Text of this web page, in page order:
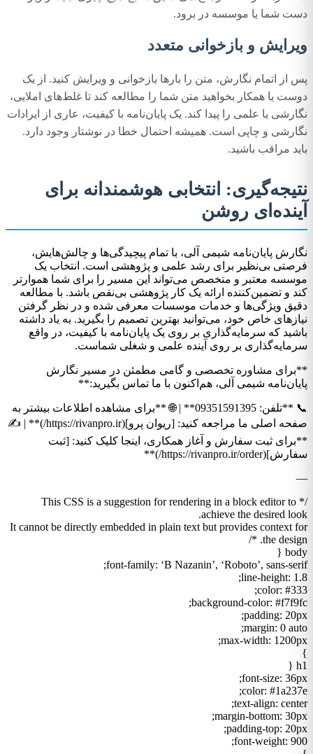
دست شما یا موسسه در برود.
ویرایش و بازخوانی متعدد
پس از اتمام نگارش، متن را بارها بازخوانی و ویرایش کنید. از یک
دوست یا همکار بخواهید متن شما را مطالعه کند تا غلط‌های املایی،
نگارشی یا علمی را پیدا کند. یک پایان‌نامه با کیفیت، عاری از ایرادات
نگارشی و چاپی است. همیشه احتمال خطا در نوشتار وجود دارد.
باید مراقب باشید.
نتیجه‌گیری: انتخابی هوشمندانه برای
آینده‌ای روشن
نگارش پایان‌نامه شیمی آلی، با تمام پیچیدگی‌ها و چالش‌هایش،
فرصتی بی‌نظیر برای رشد علمی و پژوهشی است. انتخاب یک
موسسه معتبر و متخصص می‌تواند این مسیر را برای شما هموارتر
کند و تضمین‌کننده ارائه یک کار پژوهشی بی‌نقص باشد. با مطالعه
دقیق ویژگی‌ها و خدمات موسسات معرفی شده و در نظر گرفتن
نیازهای خاص خود، می‌توانید بهترین تصمیم را بگیرید. به یاد داشته
باشید که سرمایه‌گذاری بر روی یک پایان‌نامه با کیفیت، در واقع
سرمایه‌گذاری بر روی آینده علمی و شغلی شماست.
**برای مشاوره تخصصی و گامی مطمئن در مسیر نگارش
پایان‌نامه شیمی آلی، هم‌اکنون با ما تماس بگیرید:**
📞 **تلفن: 09351591395** | 🌐 **برای مشاهده اطلاعات بیشتر به
صفحه اصلی ما مراجعه کنید: [ریوان پرو](https://rivanpro.ir/)** | ✍️
**برای ثبت سفارش و آغاز همکاری، اینجا کلیک کنید: [ثبت
سفارش](https://rivanpro.ir/order/)**
—
/* This CSS is a suggestion for rendering in a block editor to
achieve the desired look.
It cannot be directly embedded in plain text but provides context for
the design. */
body {
font-family: ‘B Nazanin’, ‘Roboto’, sans-serif;
line-height: 1.8;
color: #333;
background-color: #f7f9fc;
padding: 20px;
margin: 0 auto;
max-width: 1200px;
}
h1 {
font-size: 36px;
color: #1a237e;
text-align: center;
margin-bottom: 30px;
padding-top: 20px;
font-weight: 900;